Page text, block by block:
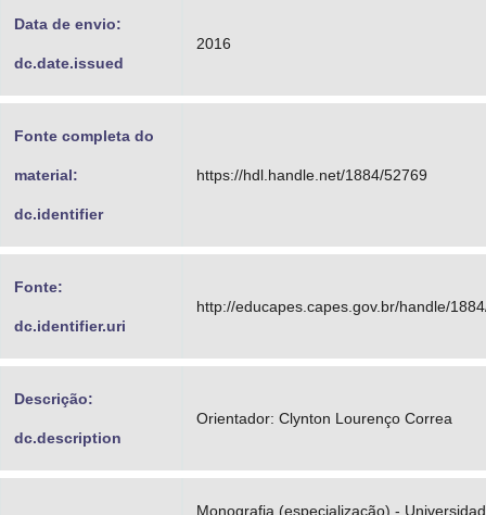
Data de envio:
dc.date.issued
2016
Fonte completa do
material:
dc.identifier
https://hdl.handle.net/1884/52769
Fonte:
dc.identifier.uri
http://educapes.capes.gov.br/handle/
Descrição:
dc.description
Orientador: Clynton Lourenço Correa
Monografia (especialização) -